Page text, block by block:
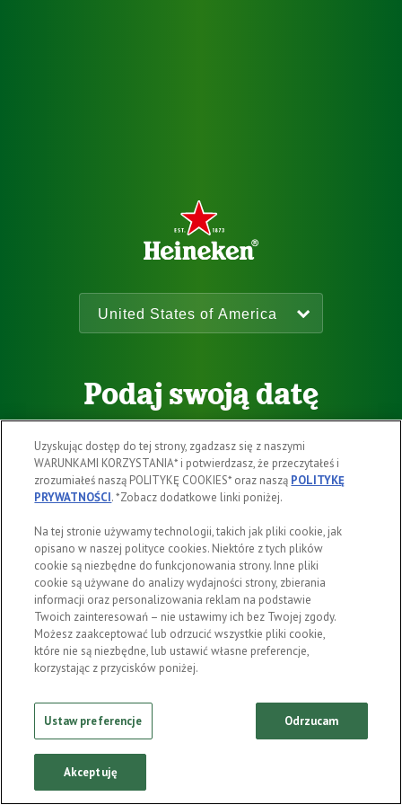
Podaj swoją datę
urodzenia
ENTER
Uzyskując dostęp do tej strony, zgadzasz się z naszymi
WARUNKAMI KORZYSTANIA* i potwierdzasz, że przeczytałeś i
zrozumiałeś naszą POLITYKĘ COOKIES* oraz naszą POLITYKĘ
PRYWATNOŚCI. *Zobacz dodatkowe linki poniżej.
Na tej stronie używamy technologii, takich jak pliki cookie, jak
opisano w naszej polityce cookies. Niektóre z tych plików
cookie są niezbędne do funkcjonowania strony. Inne pliki
cookie są używane do analizy wydajności strony, zbierania
informacji oraz personalizowania reklam na podstawie
Twoich zainteresowań – nie ustawimy ich bez Twojej zgody.
Możesz zaakceptować lub odrzucić wszystkie pliki cookie,
które nie są niezbędne, lub ustawić własne preferencje,
korzystając z przycisków poniżej.
Ustaw preferencje Odrzucam
Akceptuję